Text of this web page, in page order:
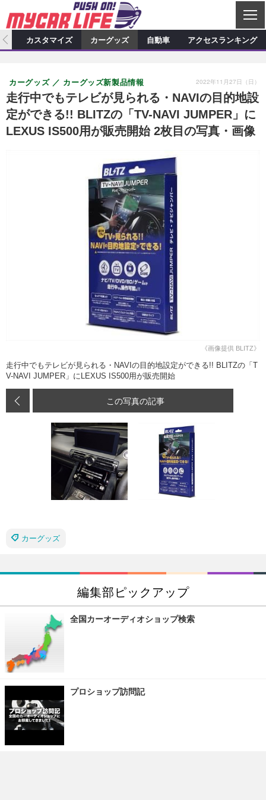
C
L
S
カーオーディオ
プロショップ検索 ショップ訪問記
カーオーディオニュース デモカー製作記
その他
カスタマイズ特集記事 カスタマイズ新製品情報
カスタマイズニュース
カーグッズ
カーグッズ特集記事 カーグッズ新製品情報
カーグッズニュース
自動車
カスタマイズ カーグッズ 自動車 アクセスランキング
走行中でもテレビが見られる・NAVIの目的地設
定ができる!! BLITZの「TV-NAVI JUMPER」に
LEXUS IS500用が販売開始 2枚目の写真・画像
カーグッズ カーグッズ新製品情報 2022年11月27日（日）
《画像提供 BLITZ》
走行中でもテレビが見られる・NAVIの目的地設定ができる!! BLITZの「T
V-NAVI JUMPER」にLEXUS IS500用が販売開始
この写真の記事
カーグッズ
編集部ピックアップ
全国カーオーディオショップ検索
プロショップ訪問記